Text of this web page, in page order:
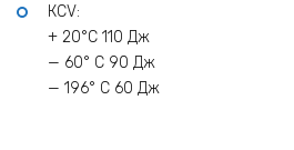
КCV:
+ 20°С 110 Дж
— 60° С 90 Дж
— 196° С 60 Дж